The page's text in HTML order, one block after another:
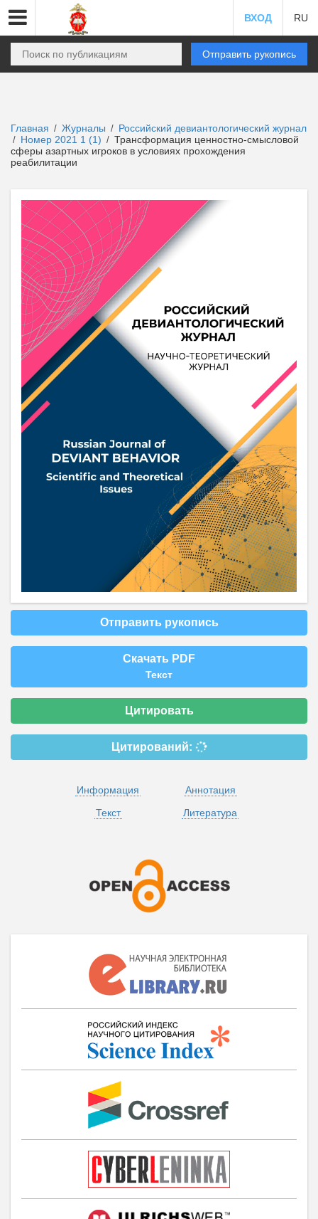
ВХОД RU
Отправить рукопись
Главная / Журналы / Российский девиантологический журнал
/ Номер 2021 1 (1) / Трансформация ценностно-смысловой
сферы азартных игроков в условиях прохождения
реабилитации
Отправить рукопись
Скачать PDF
Текст
Цитировать
Цитирований:
Информация
Аннотация
Текст
Литература